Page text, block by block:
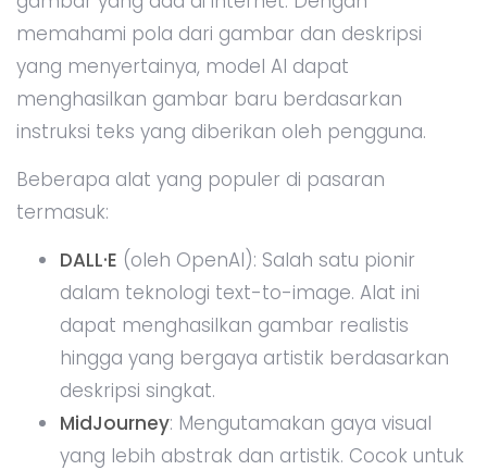
memahami pola dari gambar dan deskripsi
yang menyertainya, model AI dapat
menghasilkan gambar baru berdasarkan
instruksi teks yang diberikan oleh pengguna.
Beberapa alat yang populer di pasaran
termasuk:
DALL·E (oleh OpenAI): Salah satu pionir
dalam teknologi text-to-image. Alat ini
dapat menghasilkan gambar realistis
hingga yang bergaya artistik berdasarkan
deskripsi singkat.
MidJourney: Mengutamakan gaya visual
yang lebih abstrak dan artistik. Cocok untuk